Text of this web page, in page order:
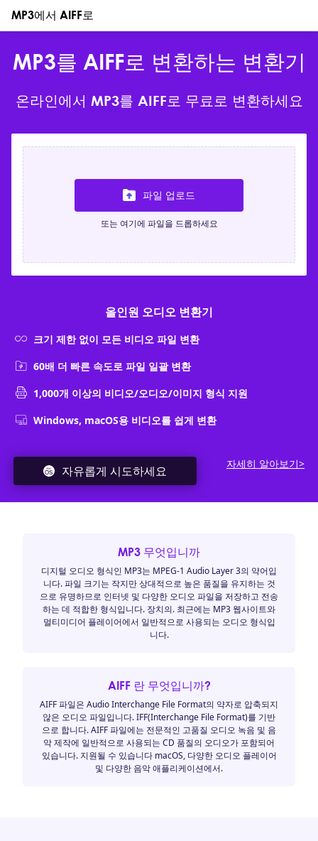
MP3에서 AIFF로
MP3를 AIFF로 변환하는 변환기
온라인에서 MP3를 AIFF로 무료로 변환하세요
파일 업로드
또는 여기에 파일을 드롭하세요
올인원 오디오 변환기
크기 제한 없이 모든 비디오 파일 변환
60배 더 빠른 속도로 파일 일괄 변환
1,000개 이상의 비디오/오디오/이미지 형식 지원
Windows, macOS용 비디오를 쉽게 변환
자유롭게 시도하세요
자세히 알아보기>
MP3 무엇입니까
디지털 오디오 형식인 MP3는 MPEG-1 Audio Layer 3의 약어입
니다. 파일 크기는 작지만 상대적으로 높은 품질을 유지하는 것
으로 유명하므로 인터넷 및 다양한 오디오 파일을 저장하고 전송
하는 데 적합한 형식입니다. 장치의. 최근에는 MP3 웹사이트와
멀티미디어 플레이어에서 일반적으로 사용되는 오디오 형식입
니다.
AIFF 란 무엇입니까?
AIFF 파일은 Audio Interchange File Format의 약자로 압축되지
않은 오디오 파일입니다. IFF(Interchange File Format)를 기반
으로 합니다. AIFF 파일에는 전문적인 고품질 오디오 녹음 및 음
악 제작에 일반적으로 사용되는 CD 품질의 오디오가 포함되어
있습니다. 지원될 수 있습니다 macOS, 다양한 오디오 플레이어
및 다양한 음악 애플리케이션에서.